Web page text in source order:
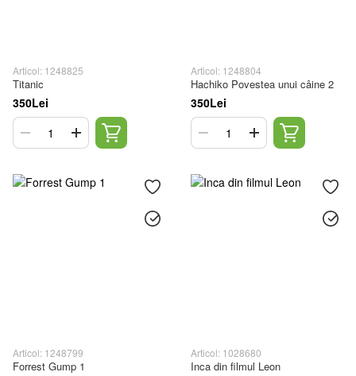
Articol: 1248825
Titanic
350Lei
Articol: 1248804
Hachiko Povestea unui câine 2
350Lei
Articol: 1248799
Forrest Gump 1
Articol: 1028680
Inca din filmul Leon